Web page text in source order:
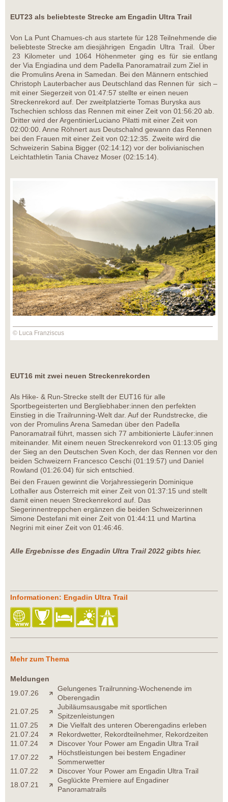
EUT23 als beliebteste Strecke am Engadin Ultra Trail
Von La Punt Chamues-ch aus startete für 128 Teilnehmende die
beliebteste Strecke am diesjährigen Engadin Ultra Trail. Über
23 Kilometer und 1064 Höhenmeter ging es für sie entlang
der Via Engiadina und dem Padella Panoramatrail zum Ziel in
die Promulins Arena in Samedan. Bei den Männern entschied
Christoph Lauterbacher aus Deutschland das Rennen für sich –
mit einer Siegerzeit von 01:47:57 stellte er einen neuen
Streckenrekord auf. Der zweitplatzierte Tomas Buryska aus
Tschechien schloss das Rennen mit einer Zeit von 01:56:20 ab.
Dritter wird der ArgentinierLuciano Pilatti mit einer Zeit von
02:00:00. Anne Röhnert aus Deutschalnd gewann das Rennen
bei den Frauen mit einer Zeit von 02:12:35. Zweite wird die
Schweizerin Sabina Bigger (02:14:12) vor der bolivianischen
Leichtathletin Tania Chavez Moser (02:15:14).
© Luca Franziscus
EUT16 mit zwei neuen Streckenrekorden
Als Hike- & Run-Strecke stellt der EUT16 für alle
Sportbegeisterten und Bergliebhaber:innen den perfekten
Einstieg in die Trailrunning-Welt dar. Auf der Rundstrecke, die
von der Promulins Arena Samedan über den Padella
Panoramatrail führt, massen sich 77 ambitionierte Läufer:innen
miteinander. Mit einem neuen Streckenrekord von 01:13:05 ging
der Sieg an den Deutschen Sven Koch, der das Rennen vor den
beiden Schweizern Francesco Ceschi (01:19:57) und Daniel
Rowland (01:26:04) für sich entschied.
Bei den Frauen gewinnt die Vorjahressiegerin Dominique
Lothaller aus Österreich mit einer Zeit von 01:37:15 und stellt
damit einen neuen Streckenrekord auf. Das
Siegerinnentreppchen ergänzen die beiden Schweizerinnen
Simone Destefani mit einer Zeit von 01:44:11 und Martina
Negrini mit einer Zeit von 01:46:46.
Alle Ergebnisse des Engadin Ultra Trail 2022 gibts hier.
Informationen: Engadin Ultra Trail
Mehr zum Thema
Meldungen
19.07.26
Gelungenes Trailrunning-Wochenende im
Oberengadin
21.07.25
Jubiläumsausgabe mit sportlichen
Spitzenleistungen
11.07.25
Die Vielfalt des unteren Oberengadins erleben
21.07.24
Rekordwetter, Rekordteilnehmer, Rekordzeiten
11.07.24
Discover Your Power am Engadin Ultra Trail
17.07.22
Höchstleistungen bei bestem Engadiner
Sommerwetter
11.07.22
Discover Your Power am Engadin Ultra Trail
18.07.21
Geglückte Premiere auf Engadiner
Panoramatrails